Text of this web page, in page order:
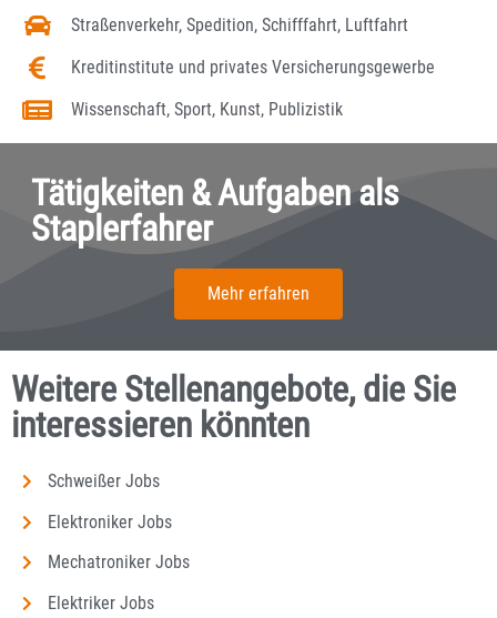
Straßenverkehr, Spedition, Schifffahrt, Luftfahrt
Kreditinstitute und privates Versicherungsgewerbe
Wissenschaft, Sport, Kunst, Publizistik
Tätigkeiten & Aufgaben als
Staplerfahrer
Mehr erfahren
Weitere Stellenangebote, die Sie
interessieren könnten
Schweißer Jobs
Elektroniker Jobs
Mechatroniker Jobs
Elektriker Jobs